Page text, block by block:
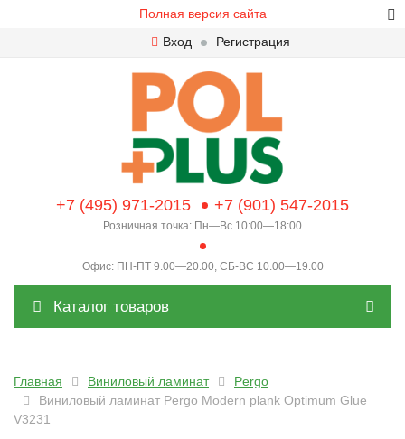
Полная версия сайта
Вход
Регистрация
+7 (495) 971-2015 +7 (901) 547-2015
Розничная точка: Пн—Вс 10:00—18:00
Офис: ПН-ПТ 9.00—20.00, СБ-ВС 10.00—19.00
Каталог товаров
Главная Виниловый ламинат
Pergo
Виниловый ламинат Pergo Modern plank Optimum Glue
V3231